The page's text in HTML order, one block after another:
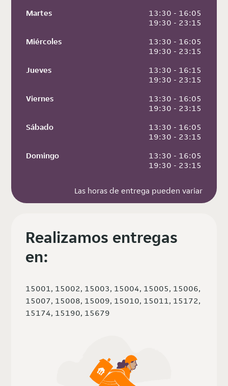
Martes
13:30 - 16:05
19:30 - 23:15
Miércoles
13:30 - 16:05
19:30 - 23:15
Jueves
13:30 - 16:15
19:30 - 23:15
Viernes
13:30 - 16:05
19:30 - 23:15
Sábado
13:30 - 16:05
19:30 - 23:15
Domingo
13:30 - 16:05
19:30 - 23:15
Las horas de entrega pueden variar
Realizamos entregas
en:
15001, 15002, 15003, 15004, 15005, 15006,
15007, 15008, 15009, 15010, 15011, 15172,
15174, 15190, 15679